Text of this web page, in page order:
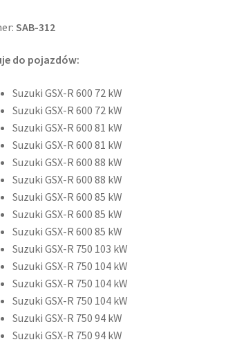
SAB-312
do pojazdów:
Suzuki GSX-R 600 72 kW
Suzuki GSX-R 600 72 kW
Suzuki GSX-R 600 81 kW
Suzuki GSX-R 600 81 kW
Suzuki GSX-R 600 88 kW
Suzuki GSX-R 600 88 kW
Suzuki GSX-R 600 85 kW
Suzuki GSX-R 600 85 kW
Suzuki GSX-R 600 85 kW
Suzuki GSX-R 750 103 kW
Suzuki GSX-R 750 104 kW
Suzuki GSX-R 750 104 kW
Suzuki GSX-R 750 104 kW
Suzuki GSX-R 750 94 kW
Suzuki GSX-R 750 94 kW